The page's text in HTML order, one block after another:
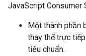
JavaScript Consumer
Một thành phần
thay thế trực
tiêu chuẩn.